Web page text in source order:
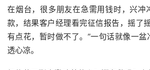
在烟台，很多朋友在急需用钱时，兴冲
款，结果客户经理看完征信报告，摇了
有点花，暂时做不了。”一句话就像一
透心凉。